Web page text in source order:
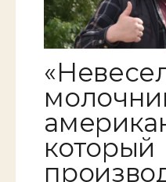
который